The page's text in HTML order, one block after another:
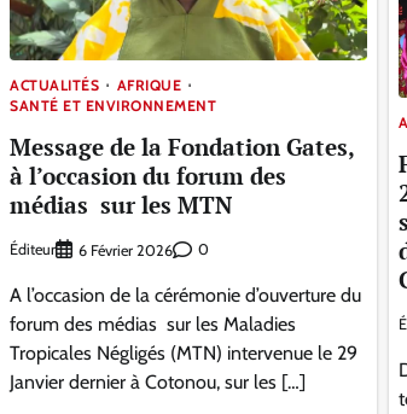
ACTUALITÉS
AFRIQUE
SANTÉ ET ENVIRONNEMENT
Message de la Fondation Gates,
à l’occasion du forum des
médias sur les MTN
Éditeur 6 Février 2026 0
A l’occasion de la cérémonie d’ouverture du
forum des médias sur les Maladies
Tropicales Négligés (MTN) intervenue le 29
Janvier dernier à Cotonou, sur les […]